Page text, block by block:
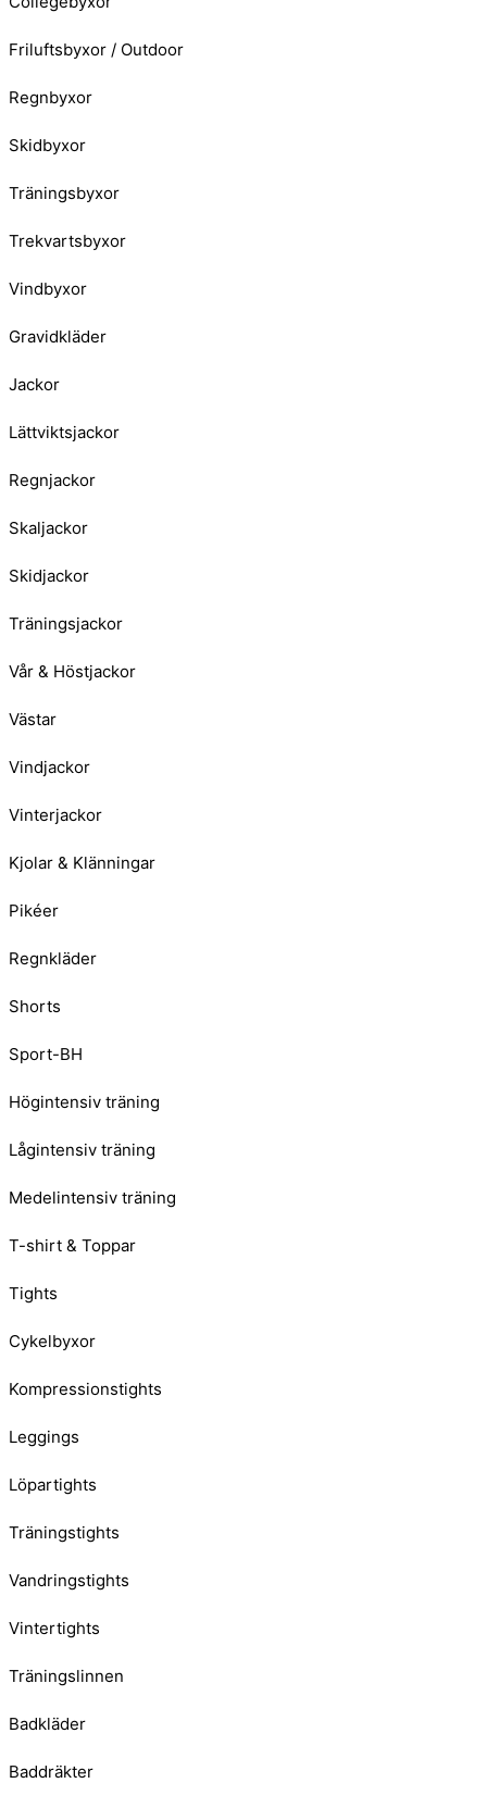
Friluftsbyxor / Outdoor
Regnbyxor
Skidbyxor
Träningsbyxor
Trekvartsbyxor
Vindbyxor
Gravidkläder
Jackor
Lättviktsjackor
Regnjackor
Skaljackor
Skidjackor
Träningsjackor
Vår & Höstjackor
Västar
Vindjackor
Vinterjackor
Kjolar & Klänningar
Pikéer
Regnkläder
Shorts
Sport-BH
Högintensiv träning
Lågintensiv träning
Medelintensiv träning
T-shirt & Toppar
Tights
Cykelbyxor
Kompressionstights
Leggings
Löpartights
Träningstights
Vandringstights
Vintertights
Träningslinnen
Badkläder
Baddräkter